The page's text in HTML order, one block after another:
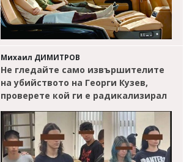
Михаил ДИМИТРОВ
Не гледайте само извършителите
на убийството на Георги Кузев,
проверете кой ги е радикализирал